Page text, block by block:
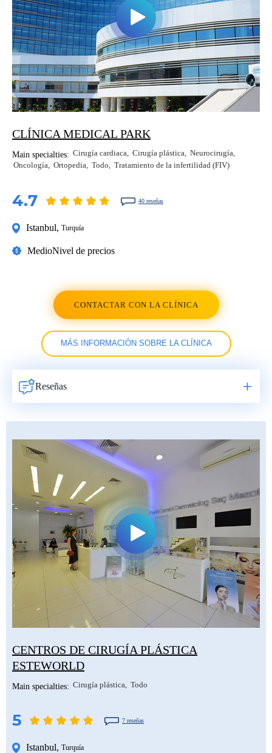
CLÍNICA MEDICAL PARK
Main specialties: Cirugía cardiaca Cirugía plástica Neurocirugía
Oncología Ortopedia Todo Tratamiento de la infertilidad (FIV)
4.7 40 reseñas
Istanbul, Turquía
MedioNivel de precios
CONTACTAR CON LA CLÍNICA
MÁS INFORMACIÓN SOBRE LA CLÍNICA
Reseñas
CENTROS DE CIRUGÍA PLÁSTICA
ESTEWORLD
Main specialties: Cirugía plástica Todo
5 7 reseñas
Istanbul, Turquía